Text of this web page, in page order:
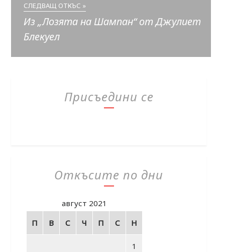
СЛЕДВАЩ ОТКЪС »
Из „Лозята на Шампан“ от Джулиет
Блекуел
Присъедини се
Откъсите по дни
август 2021
П
В С Ч П С Н
1